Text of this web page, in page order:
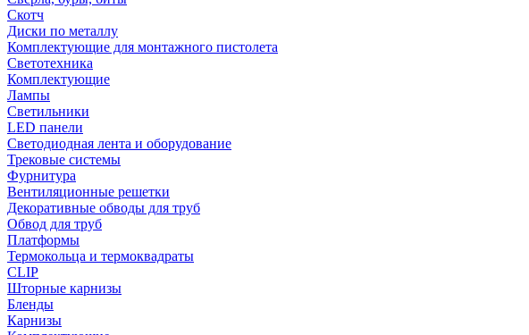
Скотч
Диски по металлу
Комплектующие для монтажного пистолета
Светотехника
Комплектующие
Лампы
Светильники
LED панели
Светодиодная лента и оборудование
Трековые системы
Фурнитура
Вентиляционные решетки
Декоративные обводы для труб
Обвод для труб
Платформы
Термокольца и термоквадраты
CLIP
Шторные карнизы
Бленды
Карнизы